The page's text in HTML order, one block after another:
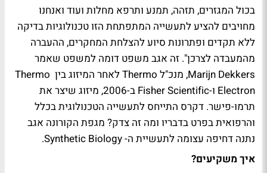
בכול המגזרים, תזהה, תמנע ותרפא מחלות ועוד ואנחנו
מחויבים להציע לתעשייה המתפתחת הזו טכנולוגיות בדיקה
ללא תקדים ופתרונות סיוע להצלחת המחקרים, ההעברה
מהמעבדה לצרכן". זה אגב משפט דומה למשפט שאמר
Marijn Dekkers, מנכ"ל Thermoלאחר המיזוג בין Thermo
Electron ו-Fisher Scientific
ב-2006, מיזוג שיצר את
תרמו-פישר. דקרס התייחס לתעשייה הטכנולוגית בכלל
והרפואית בפרט בדבריו ומה זה צדק? מגפת הקורונה אגב
נתנה דחיפה עצומה לתעשיית ה-Synthetic Biology
.
איך משקיעים?